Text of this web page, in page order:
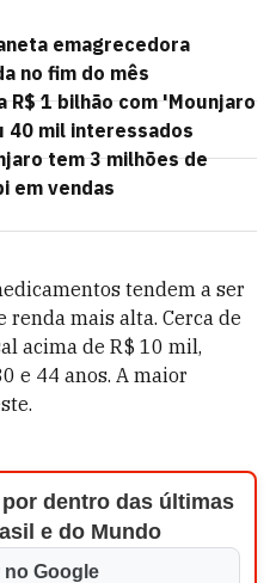
emagrecedora
no fim do mês
R$ 1 bilhão com 'Mounjaro
40 mil interessados
tem 3 milhões de
em vendas
tendem a ser
renda mais alta. Cerca de
acima de R$ 10 mil,
e 44 anos. A maior
dentro das últimas
e do Mundo
no Google